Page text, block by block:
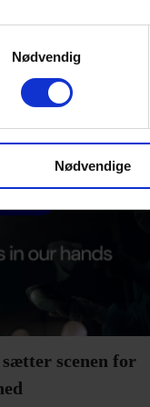
Nødvendig
Nødvendige
førende
scenen for